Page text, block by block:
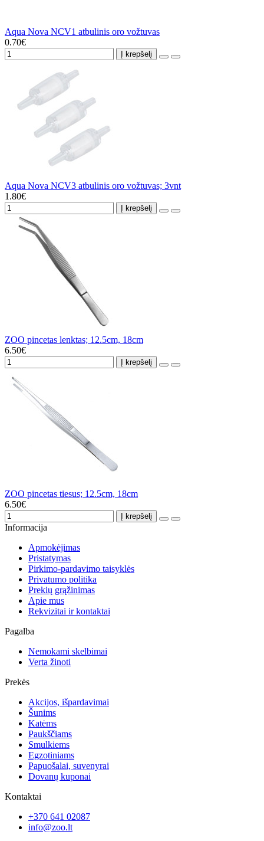
Aqua Nova NCV1 atbulinis oro vožtuvas
0.70€
Į krepšelį
Aqua Nova NCV3 atbulinis oro vožtuvas; 3vnt
1.80€
Į krepšelį
ZOO pincetas lenktas; 12.5cm, 18cm
6.50€
Į krepšelį
ZOO pincetas tiesus; 12.5cm, 18cm
6.50€
Į krepšelį
Informacija
Apmokėjimas
Pristatymas
Pirkimo-pardavimo taisyklės
Privatumo politika
Prekių grąžinimas
Apie mus
Rekvizitai ir kontaktai
Pagalba
Nemokami skelbimai
Verta žinoti
Prekės
Akcijos, išpardavimai
Šunims
Katėms
Paukščiams
Smulkiems
Egzotiniams
Papuošalai, suvenyrai
Dovanų kuponai
Kontaktai
+370 641 02087
info@zoo.lt